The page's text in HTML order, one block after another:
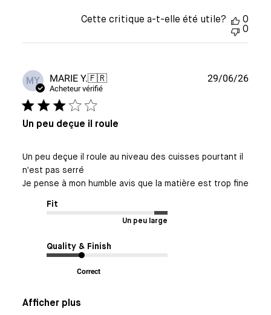
Cette critique a-t-elle été utile?
0
0
MY MARIE Y.🇫🇷
Acheteur vérifié
Un peu deçue il roule
Un peu deçue il roule au niveau des cuisses pourtant il
n'est pas serré
Je pense à mon humble avis que la matière est trop fine
Fit
Un peu large
Quality & Finish
Correct
Afficher plus
Date
29/06/26